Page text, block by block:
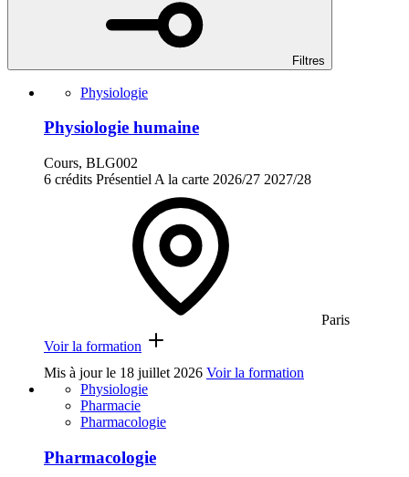
Filtres
Physiologie
Physiologie humaine
Cours, BLG002
6 crédits Présentiel A la carte 2026/27 2027/28
Paris
Voir la formation
Mis à jour le 18 juillet 2026 Voir la formation
Physiologie
Pharmacie
Pharmacologie
Pharmacologie